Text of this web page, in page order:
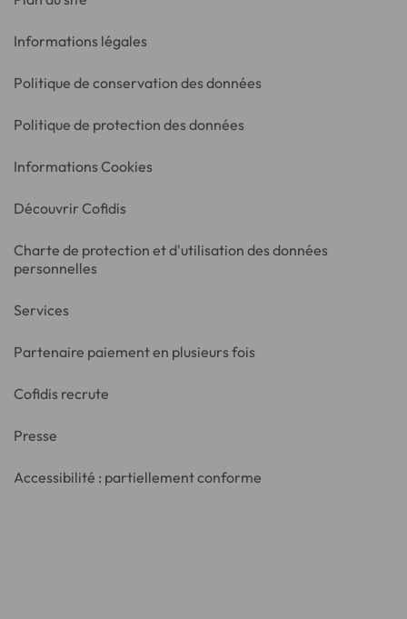
Informations légales
Politique de conservation des données
Politique de protection des données
Informations Cookies
Découvrir Cofidis
Charte de protection et d'utilisation des données
personnelles
Services
Partenaire paiement en plusieurs fois
Cofidis recrute
Presse
Accessibilité : partiellement conforme